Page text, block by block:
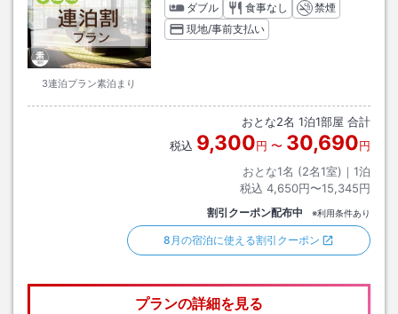
3連泊プラン素泊まり
ダブル
食事なし
禁煙
現地/事前支払い
おとな2名 1泊1部屋 合計
税込 9,300円 〜 30,690円
おとな1名 (2名1室)｜ 1泊
税込 4,650円〜15,345円
割引クーポン配布中 ※利用条件あり
8月の宿泊に使える割引クーポン
プランの詳細を見る